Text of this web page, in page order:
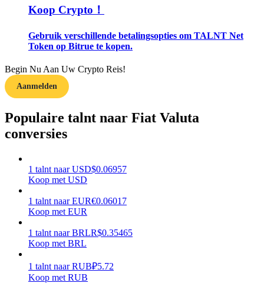
Leer hoe u winstgevend kunt blijven
Verdien dagelijks competitieve beloningen
Koop Crypto！
Gebruik verschillende betalingsopties om TALNT Net
Token op Bitrue te kopen.
Begin Nu Aan Uw Crypto Reis!
Aanmelden
Populaire talnt naar Fiat Valuta
conversies
1 talnt naar USD$0.06957
Koop met USD
1 talnt naar EUR€0.06017
Koop met EUR
1 talnt naar BRLR$0.35465
Koop met BRL
1 talnt naar RUB₽5.72
Koop met RUB